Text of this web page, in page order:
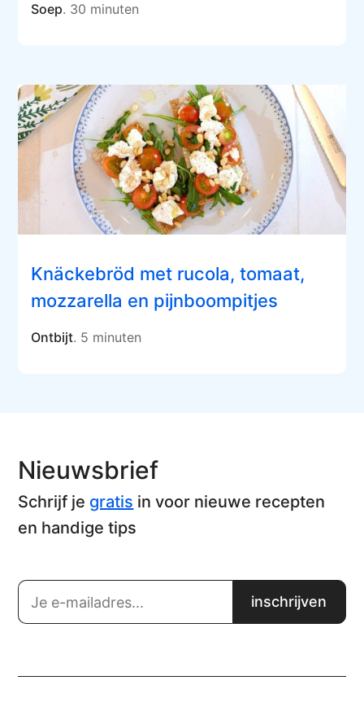
Soep. 30 minuten
Knäckebröd met rucola, tomaat,
mozzarella en pijnboompitjes
Ontbijt. 5 minuten
Nieuwsbrief
Schrijf je gratis in voor nieuwe recepten
en handige tips